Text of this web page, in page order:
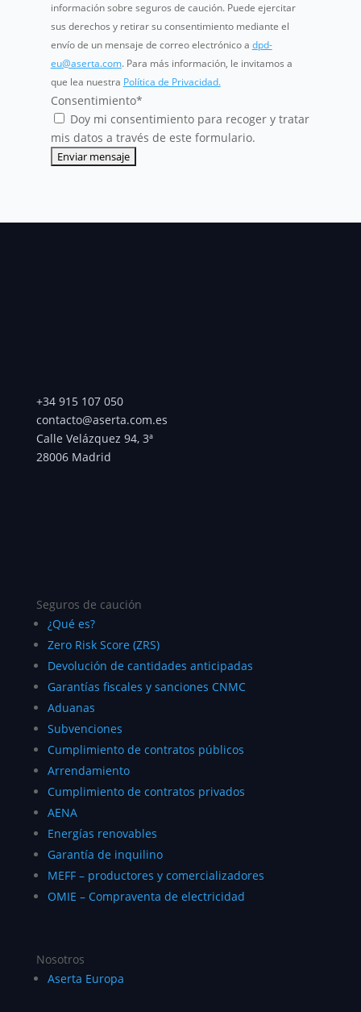
información sobre seguros de caución. Puede ejercitar
sus derechos y retirar su consentimiento mediante el
envío de un mensaje de correo electrónico a dpd-
eu@aserta.com. Para más información, le invitamos a
que lea nuestra Política de Privacidad.
Consentimiento*
Doy mi consentimiento para recoger y tratar
mis datos a través de este formulario.
+34 915 107 050
contacto@aserta.com.es
Calle Velázquez 94, 3ª
28006 Madrid
Seguros de caución
¿Qué es?
Zero Risk Score (ZRS)
Devolución de cantidades anticipadas
Garantías fiscales y sanciones CNMC
Aduanas
Subvenciones
Cumplimiento de contratos públicos
Arrendamiento
Cumplimiento de contratos privados
AENA
Energías renovables
Garantía de inquilino
MEFF – productores y comercializadores
OMIE – Compraventa de electricidad
Nosotros
Aserta Europa